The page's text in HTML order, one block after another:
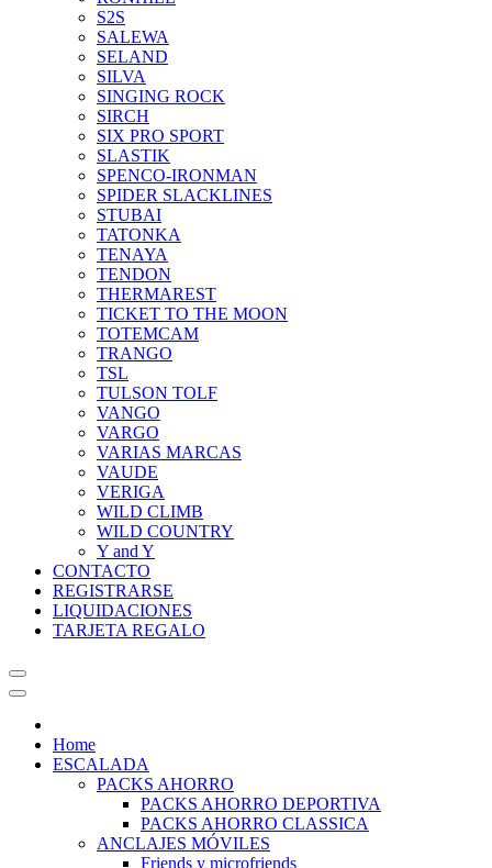
S2S
SALEWA
SELAND
SILVA
SINGING ROCK
SIRCH
SIX PRO SPORT
SLASTIK
SPENCO-IRONMAN
SPIDER SLACKLINES
STUBAI
TATONKA
TENAYA
TENDON
THERMAREST
TICKET TO THE MOON
TOTEMCAM
TRANGO
TSL
TULSON TOLF
VANGO
VARGO
VARIAS MARCAS
VAUDE
VERIGA
WILD CLIMB
WILD COUNTRY
Y and Y
CONTACTO
REGISTRARSE
LIQUIDACIONES
TARJETA REGALO
Home
ESCALADA
PACKS AHORRO
PACKS AHORRO DEPORTIVA
PACKS AHORRO CLASSICA
ANCLAJES MÓVILES
Friends y microfriends